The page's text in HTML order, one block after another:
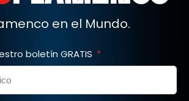
en el Mundo.
boletín GRATIS